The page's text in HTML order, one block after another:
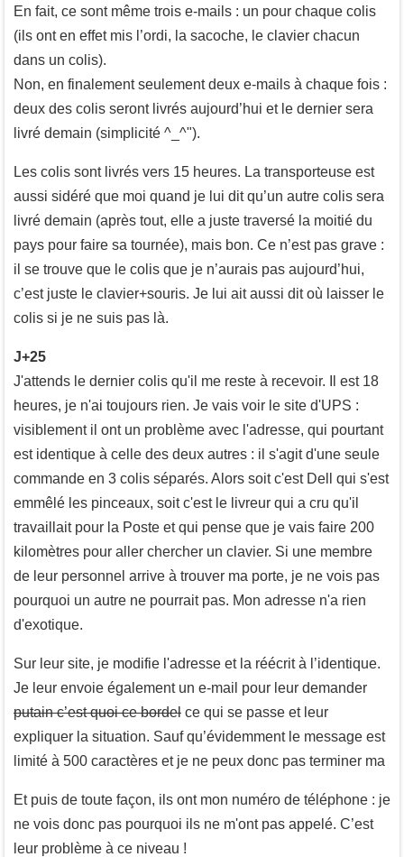
En fait, ce sont même trois e-mails : un pour chaque colis
(ils ont en effet mis l’ordi, la sacoche, le clavier chacun
dans un colis).
Non, en finalement seulement deux e-mails à chaque fois :
deux des colis seront livrés aujourd’hui et le dernier sera
livré demain (simplicité ^_^").
Les colis sont livrés vers 15 heures. La transporteuse est
aussi sidéré que moi quand je lui dit qu’un autre colis sera
livré demain (après tout, elle a juste traversé la moitié du
pays pour faire sa tournée), mais bon. Ce n’est pas grave :
il se trouve que le colis que je n’aurais pas aujourd’hui,
c’est juste le clavier+souris. Je lui ait aussi dit où laisser le
colis si je ne suis pas là.
J+25
J'attends le dernier colis qu'il me reste à recevoir. Il est 18
heures, je n'ai toujours rien. Je vais voir le site d'UPS :
visiblement il ont un problème avec l'adresse, qui pourtant
est identique à celle des deux autres : il s'agit d'une seule
commande en 3 colis séparés. Alors soit c'est Dell qui s'est
emmêlé les pinceaux, soit c'est le livreur qui a cru qu'il
travaillait pour la Poste et qui pense que je vais faire 200
kilomètres pour aller chercher un clavier. Si une membre
de leur personnel arrive à trouver ma porte, je ne vois pas
pourquoi un autre ne pourrait pas. Mon adresse n'a rien
d'exotique.
Sur leur site, je modifie l'adresse et la réécrit à l’identique.
Je leur envoie également un e-mail pour leur demander
putain c’est quoi ce bordel ce qui se passe et leur
expliquer la situation. Sauf qu’évidemment le message est
limité à 500 caractères et je ne peux donc pas terminer ma
Et puis de toute façon, ils ont mon numéro de téléphone : je
ne vois donc pas pourquoi ils ne m'ont pas appelé. C’est
leur problème à ce niveau !